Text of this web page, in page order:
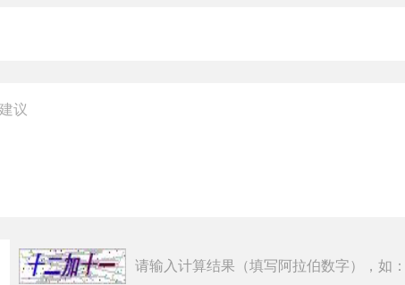
请输入计算结果（填写阿拉伯数字），如